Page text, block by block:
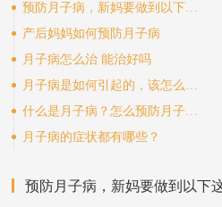
预防月子病，新妈要做到以下这几点
产后妈妈如何预防月子病
月子病怎么治 能治好吗
月子病是如何引起的，该怎么治？
什么是月子病？怎么预防月子病？
月子病的症状都有哪些？
预防月子病，新妈要做到以下